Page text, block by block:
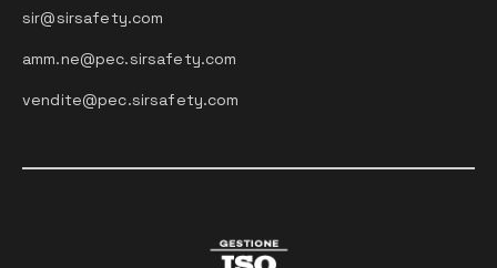
sir@sirsafety.com
amm.ne@pec.sirsafety.com
vendite@pec.sirsafety.com